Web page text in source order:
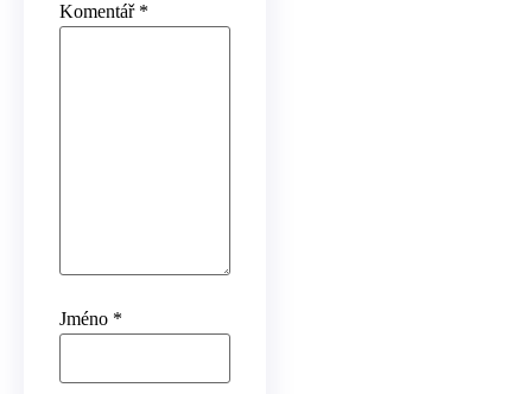
Komentář *
Jméno *